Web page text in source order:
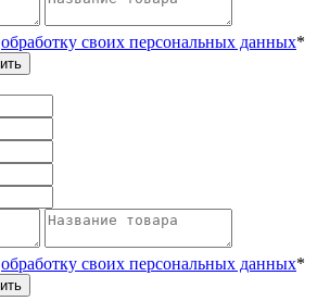
обработку своих персональных данных*
обработку своих персональных данных*